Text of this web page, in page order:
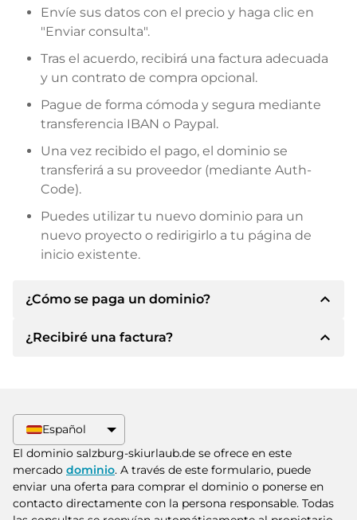
Envíe sus datos con el precio y haga clic en
"Enviar consulta".
Tras el acuerdo, recibirá una factura adecuada
y un contrato de compra opcional.
Pague de forma cómoda y segura mediante
transferencia IBAN o Paypal.
Una vez recibido el pago, el dominio se
transferirá a su proveedor (mediante Auth-
Code).
Puedes utilizar tu nuevo dominio para un
nuevo proyecto o redirigirlo a tu página de
inicio existente.
¿Cómo se paga un dominio? expand_less
Tras llegar a un acuerdo, el propietario le
Paypal u otros métodos de pago.
Indique siempre el nombre de dominio y el
número de factura al realizar la transferencia.
¿Recibiré una factura? expand_less
superiores, también recibirá un contrato de
compra adicional si lo solicita.
Español
El dominio salzburg-skiurlaub.de se ofrece en este
mercado dominio. A través de este formulario, puede
enviar una oferta para comprar el dominio o ponerse en
contacto directamente con la persona responsable. Todas